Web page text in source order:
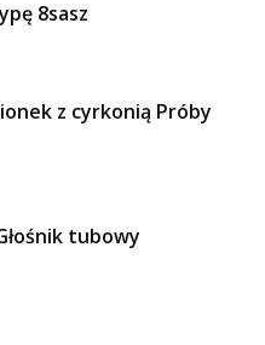
8sasz
z cyrkonią Próby
tubowy